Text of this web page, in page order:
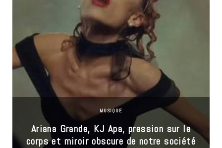
MUSIQUE
Ariana Grande, KJ Apa, pression sur le
corps et miroir obscure de notre société